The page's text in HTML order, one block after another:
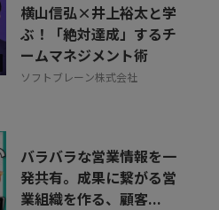
横山信弘×井上裕太と学
ぶ！「絶対達成」するチ
ームマネジメント術
ソフトブレーン株式会社
バラバラな営業情報を一
発共有。成果に繋がる営
業組織を作る、顧客...